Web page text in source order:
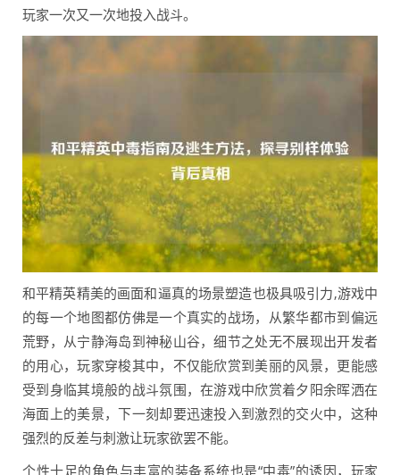
玩家一次又一次地投入战斗。
和平精英精美的画面和逼真的场景塑造也极具吸引力,游戏中
的每一个地图都仿佛是一个真实的战场，从繁华都市到偏远
荒野，从宁静海岛到神秘山谷，细节之处无不展现出开发者
的用心，玩家穿梭其中，不仅能欣赏到美丽的风景，更能感
受到身临其境般的战斗氛围，在游戏中欣赏着夕阳余晖洒在
海面上的美景，下一刻却要迅速投入到激烈的交火中，这种
强烈的反差与刺激让玩家欲罢不能。
个性十足的角色与丰富的装备系统也是“中毒”的诱因，玩家